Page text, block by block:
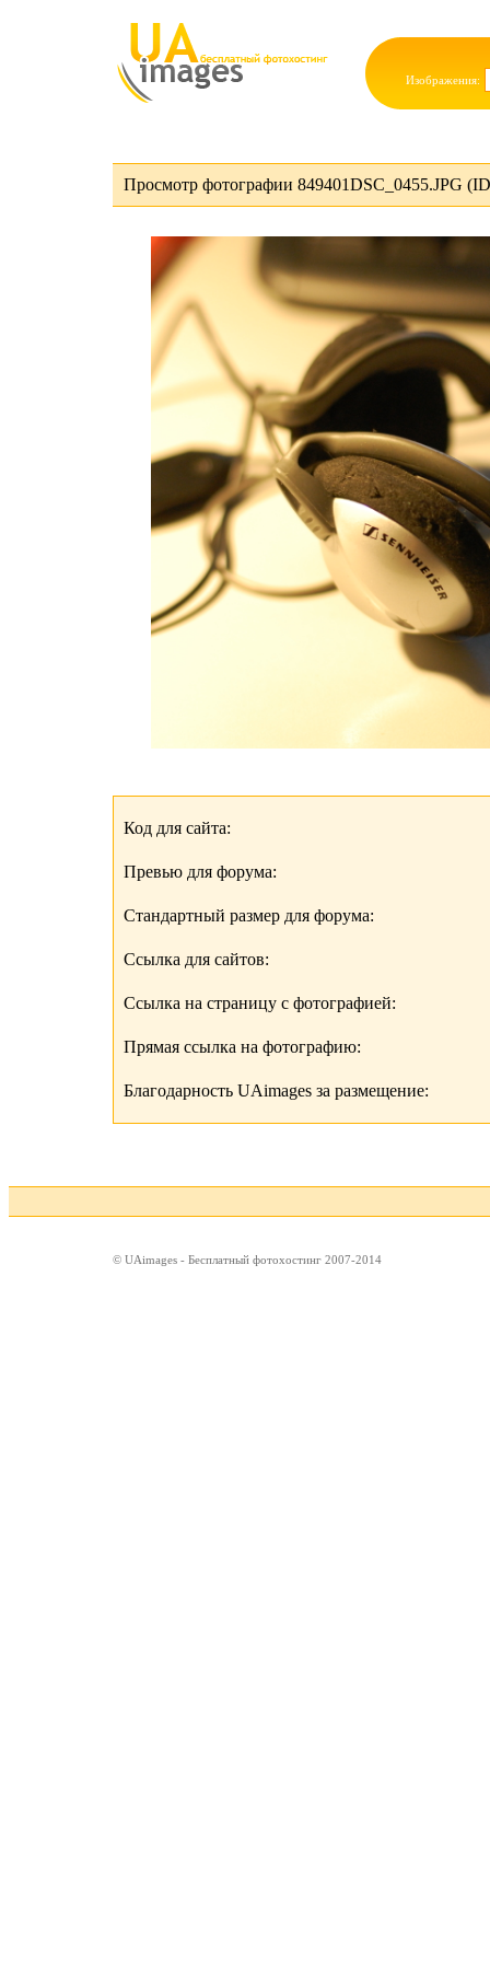
Изображения:
Просмотр фотографии 849401DSC_0455.JPG
Код для сайта:
Превью для форума:
Стандартный размер для форума:
Ссылка для сайтов:
Ссылка на страницу с фотографией:
Прямая ссылка на фотографию:
Благодарность UAimages за размещение:
© UAimages - Бесплатный фотохостинг 2007-2014